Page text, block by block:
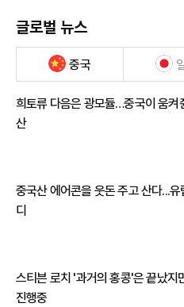
글로벌 뉴스
중국
희토류 다음은 광모듈…중국이 움켜
산
중국산 에어콘을 웃돈 주고 산다...유
디
스티븐 로치 '과거의 홍콩'은 끝났지
진행중